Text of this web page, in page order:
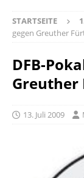
STARTSEITE
gegen Greuther
DFB-
13. Juli 2009